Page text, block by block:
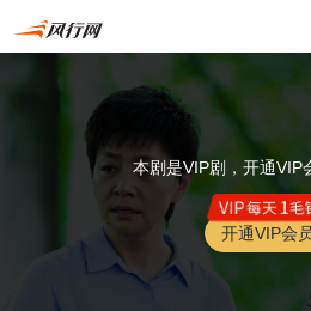
本剧是VIP剧，开通VIP
开通VIP会